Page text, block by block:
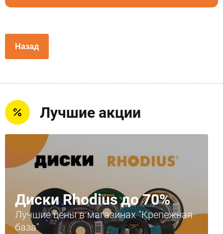
Назад
Лучшие акции
Диски Rhodius до 70%
Лучшие цены в магазинах "Крепежная
база"